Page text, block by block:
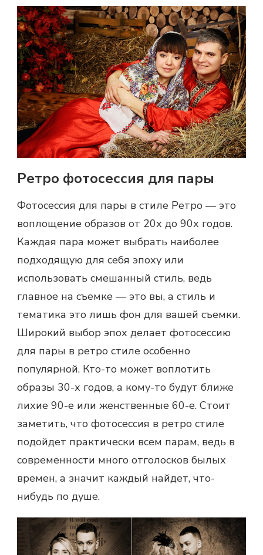
Ретро фотосессия для пары
Фотосессия для пары в стиле Ретро — это
воплощение образов от 20х до 90х годов.
Каждая пара может выбрать наиболее
подходящую для себя эпоху или
использовать смешанный стиль, ведь
главное на съемке — это вы, а стиль и
тематика это лишь фон для вашей съемки.
Широкий выбор эпох делает фотосессию
для пары в ретро стиле особенно
популярной. Кто-то может воплотить
образы 30-х годов, а кому-то будут ближе
лихие 90-е или женственные 60-е. Стоит
заметить, что фотосессия в ретро стиле
подойдет практически всем парам, ведь в
современности много отголосков былых
времен, а значит каждый найдет, что-
нибудь по душе.